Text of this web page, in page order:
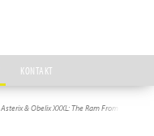
KONTAKT
Asterix & Obelix XXXL: The Ram From Hibernia